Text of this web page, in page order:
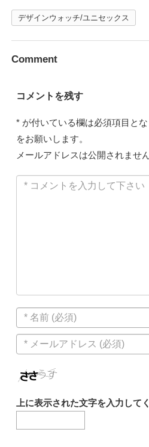
デザインウォッチ/ユニセックス
Comment
コメントを残す
* が付いている欄は必須項目と
をお願いします。
メールアドレスは公開されませ
上に表示された文字を入力して